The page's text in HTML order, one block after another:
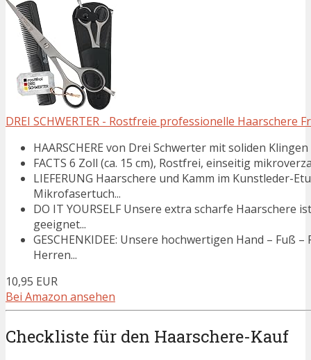
DREI SCHWERTER - Rostfreie professionelle Haarschere
HAARSCHERE von Drei Schwerter mit soliden
FACTS 6 Zoll (ca. 15 cm), Rostfrei, einseitig
LIEFERUNG Haarschere und Kamm im Kunstleder-
Mikrofasertuch...
DO IT YOURSELF Unsere extra scharfe
geeignet...
GESCHENKIDEE: Unsere hochwertigen Hand – Fuß
Herren...
10,95 EUR
Bei Amazon ansehen
Checkliste für den Haarschere-Kauf